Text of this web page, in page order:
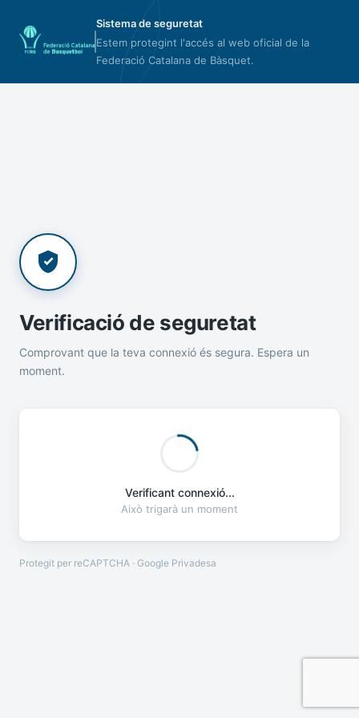
Sistema de seguretat
Estem protegint l'accés al web oficial de la
Federació Catalana de Bàsquet.
Verificació de seguretat
Comprovant que la teva connexió és segura. Espera un
moment.
Verificant connexió...
Això trigarà un moment
Protegit per reCAPTCHA · Google Privadesa